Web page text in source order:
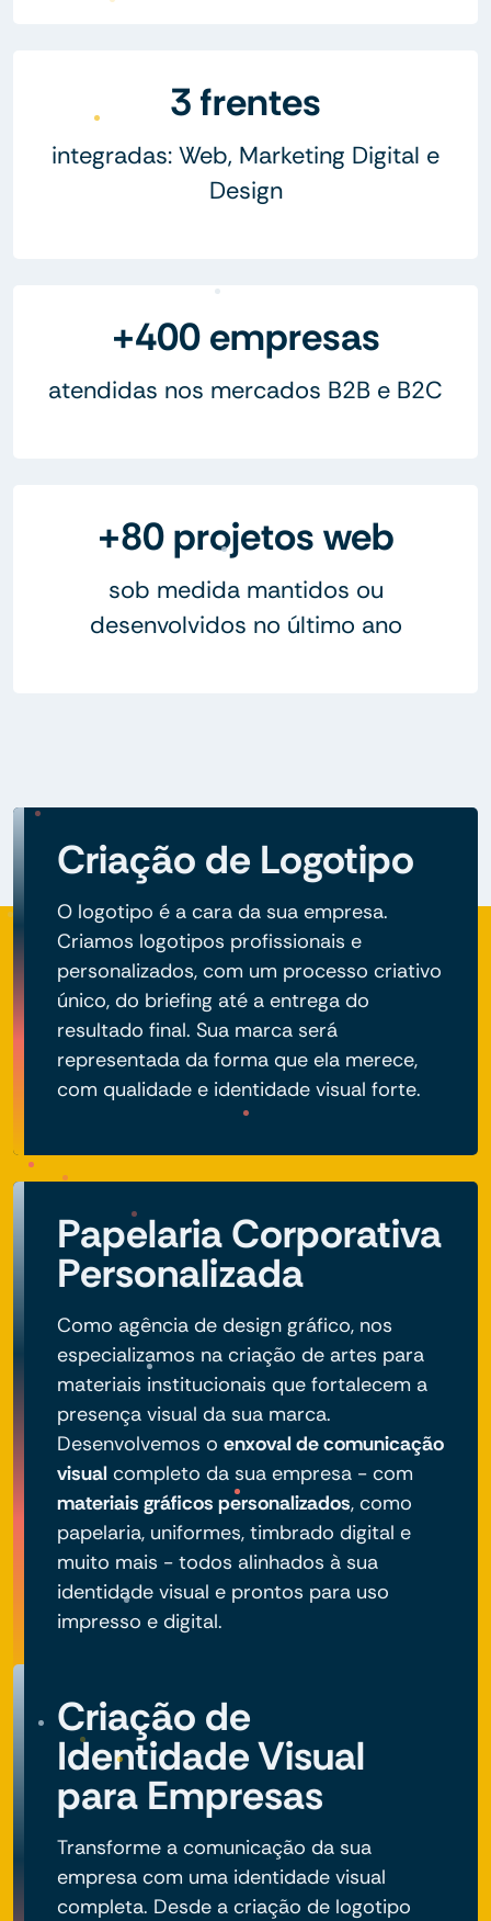
3 frentes
integradas: Web, Marketing Digital e
Design
+400 empresas
atendidas nos mercados B2B e B2C
+80 projetos web
sob medida mantidos ou
desenvolvidos no último ano
Criação de Logotipo
O logotipo é a cara da sua empresa.
Criamos logotipos profissionais e
personalizados, com um processo criativo
único, do briefing até a entrega do
resultado final. Sua marca será
representada da forma que ela merece,
com qualidade e identidade visual forte.
Papelaria Corporativa
Personalizada
Como agência de design gráfico, nos
especializamos na criação de artes para
materiais institucionais que fortalecem a
presença visual da sua marca.
Desenvolvemos o enxoval de comunicação
visual completo da sua empresa - com
materiais gráficos personalizados, como
papelaria, uniformes, timbrado digital e
muito mais - todos alinhados à sua
identidade visual e prontos para uso
impresso e digital.
Criação de
Identidade Visual
para Empresas
Transforme a comunicação da sua
empresa com uma identidade visual
completa. Desde a criação de logotipo